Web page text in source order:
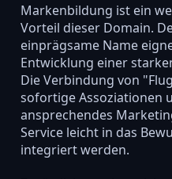
Markenbildung ist ein
Vorteil dieser Domain.
einprägsame Name
Entwicklung einer
Die Verbindung von
sofortige Assoziationen
ansprechendes
Service leicht in das
integriert werden.